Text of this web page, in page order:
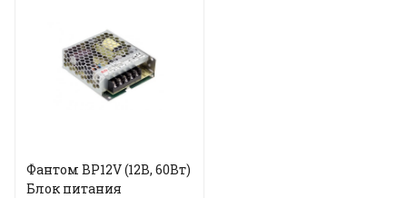
Фантом BP12V (12В, 60Вт)
Блок питания